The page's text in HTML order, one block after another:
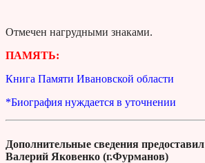
Отмечен нагрудными знаками.
ПАМЯТЬ:
Книга Памяти Ивановской области
*Биография нуждается в уточнении
Дополнительные сведения предоставил
Валерий Яковенко (г.Фурманов)